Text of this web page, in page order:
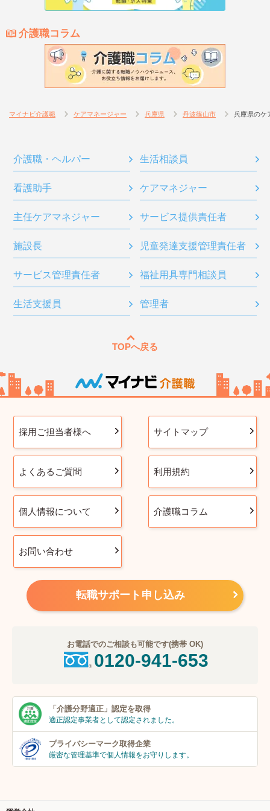
介護職コラム
マイナビ介護職 ケアマネージャー 兵庫県 丹波篠山市 兵庫県のケ
介護職・ヘルパー 生活相談員
看護助手 ケアマネジャー
主任ケアマネジャー サービス提供責任者
施設長 児童発達支援管理責任者
サービス管理責任者 福祉用具専門相談員
生活支援員 管理者
TOPへ戻る
採用ご担当者様へ サイトマップ
よくあるご質問 利用規約
個人情報について 介護職コラム
お問い合わせ
転職サポート申し込み
お電話でのご相談も可能です(携帯 OK)
0120-941-653
「介護分野適正」 認定を取得
適正認定事業者として認定されました。
プライバシーマーク取得企業
厳密な管理基準で個人情報をお守りします。